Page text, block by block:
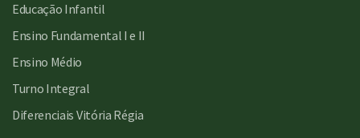
Educação Infantil
Ensino Fundamental I e II
Ensino Médio
Turno Integral
Diferenciais Vitória Régia